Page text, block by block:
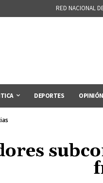
RED NACIONAL
DEPORTES OPINIÓN